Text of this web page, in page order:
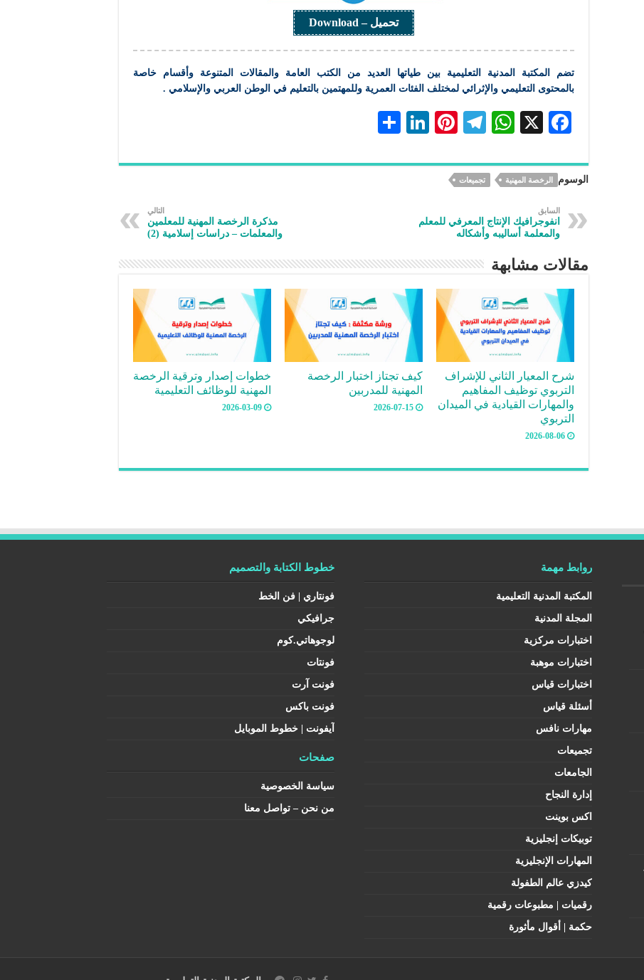
تحميل – Download
تضم المكتبة المدنية التعليمية بين طياتها العديد من الكتب العامة والمقالات المتنوعة وأقسام خاصة
بالمحتوى التعليمي والإثرائي لمختلف الفئات العمرية وللمهتمين بالتعليم في الوطن العربي والإسلامي .
F
eb
oo
k
X
W
at
s
A
p
p
Te
gr
a
m
Pi
er
t
Li
ke
ar
الوسوم الرخصة المهنية تجميعات
السابق
انفوجرافيك الإنتاج المعرفي للمعلم
والمعلمة أساليبه وأشكاله
التالي
مذكرة الرخصة المهنية للمعلمين
والمعلمات – دراسات إسلامية (2)
مقالات مشابهة
شرح المعيار الثاني للإشراف
التربوي توظيف المفاهيم
والمهارات القيادية في الميدان
التربوي
2026-08-06
كيف تجتاز اختبار الرخصة
المهنية للمدربين
2026-07-15
خطوات إصدار وترقية الرخصة
المهنية للوظائف التعليمية
2026-03-09
روابط مهمة
المكتبة المدنية التعليمية
المجلة المدنية
اختبارات مركزية
اختبارات موهبة
اختبارات قياس
أسئلة قياس
مهارات نافس
تجميعات
الجامعات
إدارة النجاح
اكس بوينت
توبيكات إنجليزية
المهارات الإنجليزية
كيدزي عالم الطفولة
رقميات | مطبوعات رقمية
حكمة | أقوال مأثورة
خطوط الكتابة والتصميم
فونتاري | فن الخط
جرافيكي
لوجوهاتي.كوم
فونتات
فونت آرت
فونت باكس
آيفونت | خطوط الموبايل
صفحات
سياسة الخصوصية
من نحن – تواصل معنا